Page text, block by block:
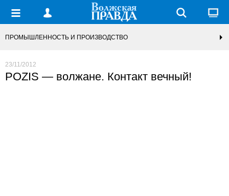
ПРОМЫШЛЕННОСТЬ И ПРОИЗВОДСТВО
23/11/2012
POZIS — волжане. Контакт вечный!